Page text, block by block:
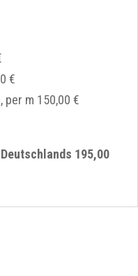
€
m 150,00 €
195,00